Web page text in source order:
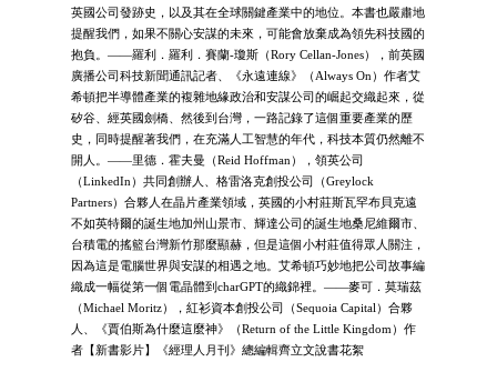
英國公司發跡史，以及其在全球關鍵產業中的地位。本書也嚴肅地
提醒我們，如果不關心安謀的未來，可能會放棄成為領先科技國的
抱負。――羅利．羅利．賽蘭-瓊斯（Rory Cellan-Jones），前英國
廣播公司科技新聞通訊記者、《永遠連線》（Always On）作者艾
希頓把半導體產業的複雜地緣政治和安謀公司的崛起交織起來，從
矽谷、經英國劍橋、然後到台灣，一路記錄了這個重要產業的歷
史，同時提醒著我們，在充滿人工智慧的年代，科技本質仍然離不
開人。――里德．霍夫曼（Reid Hoffman），領英公司
（LinkedIn）共同創辦人、格雷洛克創投公司（Greylock
Partners）合夥人在晶片產業領域，英國的小村莊斯瓦罕布貝克遠
不如英特爾的誕生地加州山景市、輝達公司的誕生地桑尼維爾市、
台積電的搖籃台灣新竹那麼顯赫，但是這個小村莊值得眾人關注，
因為這是電腦世界與安謀的相遇之地。艾希頓巧妙地把公司故事編
織成一幅從第一個電晶體到charGPT的織錦裡。――麥可．莫瑞茲
（Michael Moritz），紅衫資本創投公司（Sequoia Capital）合夥
人、《賈伯斯為什麼這麼神》（Return of the Little Kingdom）作
者【新書影片】《經理人月刊》總編輯齊立文說書花絮